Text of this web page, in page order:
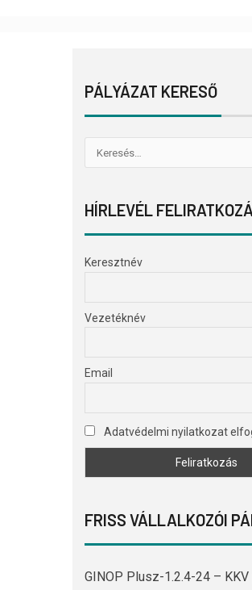
PÁLYÁZAT KERESŐ
HÍRLEVÉL
Keresztnév
Vezetéknév
Email
Adatvédelmi nyilatkozat
FRISS VÁLLALKOZÓI
GINOP Plusz-1.2.4-24 – KKV